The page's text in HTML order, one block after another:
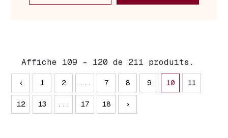
Affiche 109 - 120 de 211 produits.
‹ 1 2 ... 7 8 9 10 11
12 13 ... 17 18 ›